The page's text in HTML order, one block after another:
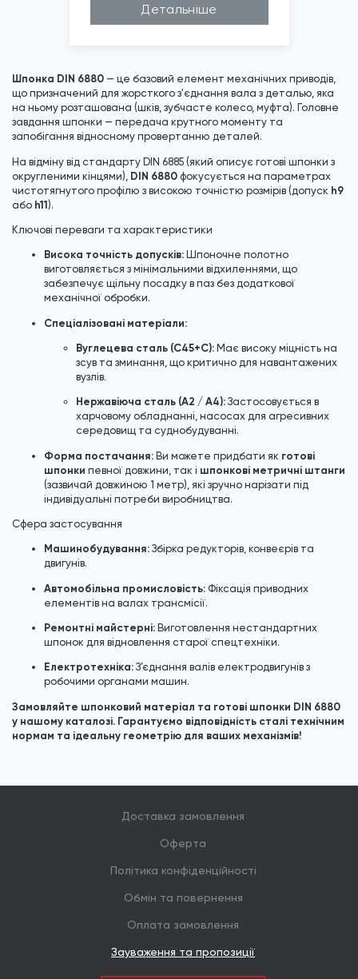
Детальніше
Шпонка DIN 6880 — це базовий елемент механічних приводів,
що призначений для жорсткого з'єднання вала з деталью, яка
на ньому розташована (шків, зубчасте колесо, муфта). Головне
завдання шпонки — передача крутного моменту та
запобігання відносному провертанню деталей.
На відміну від стандарту DIN 6885 (який описує готові шпонки з
округленими кінцями), DIN 6880 фокусується на параметрах
чистотягнутого профілю з високою точністю розмірів (допуск h9
або h11).
Ключові переваги та характеристики
Висока точність допусків: Шпоночне полотно
виготовляється з мінімальними відхиленнями, що
забезпечує щільну посадку в паз без додаткової
механічної обробки.
Спеціалізовані матеріали:
Вуглецева сталь (C45+C): Має високу міцність на
зсув та зминання, що критично для навантажених
вузлів.
Нержавіюча сталь (A2 / A4): Застосовується в
харчовому обладнанні, насосах для агресивних
середовищ та суднобудуванні.
Форма постачання: Ви можете придбати як готові
шпонки певної довжини, так і шпонкові метричні штанги
(зазвичай довжиною 1 метр), які зручно нарізати під
індивідуальні потреби виробництва.
Сфера застосування
Машинобудування: Збірка редукторів, конвеєрів та
двигунів.
Автомобільна промисловість: Фіксація приводних
елементів на валах трансмісії.
Ремонтні майстерні: Виготовлення нестандартних
шпонок для відновлення старої спецтехніки.
Електротехніка: З’єднання валів електродвигунів з
робочими органами машин.
Замовляйте шпонковий матеріал та готові шпонки DIN 6880
у нашому каталозі. Гарантуємо відповідність сталі технічним
нормам та ідеальну геометрію для ваших механізмів!
Доставка замовлення
Оферта
Політика конфіденційності
Обмін та повернення
Оплата замовлення
Зауваження та пропозиції